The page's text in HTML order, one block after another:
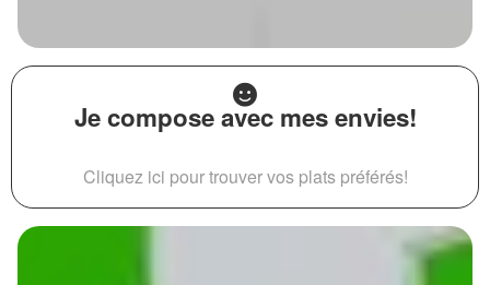
Je compose avec mes envies!
Cliquez ici pour trouver vos plats préférés!